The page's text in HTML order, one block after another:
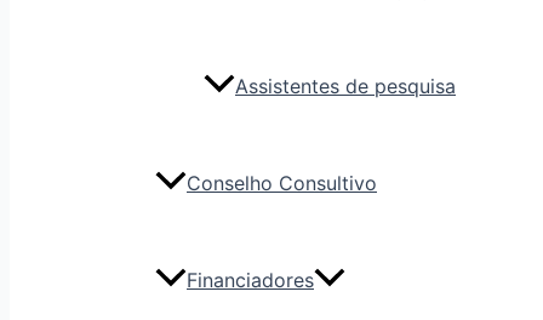
Assistentes de pesquisa
Conselho Consultivo
Financiadores